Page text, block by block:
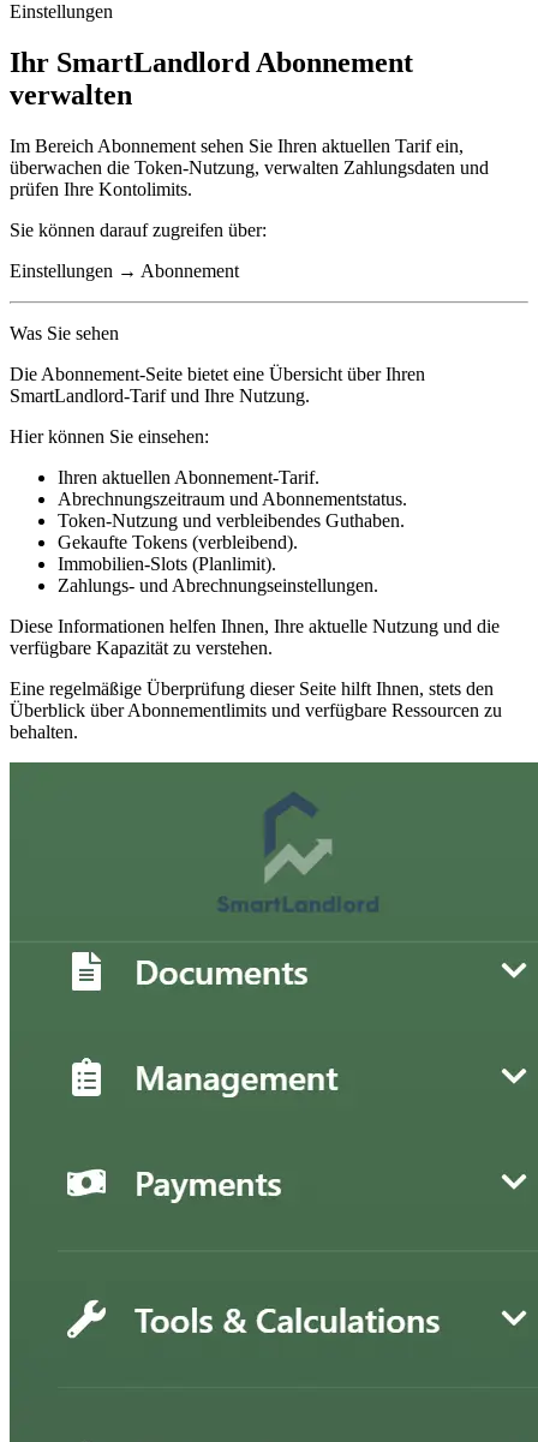
Einstellungen
Ihr SmartLandlord Abonnement
verwalten
Im Bereich Abonnement sehen Sie Ihren aktuellen Tarif ein,
überwachen die Token-Nutzung, verwalten Zahlungsdaten und
prüfen Ihre Kontolimits.
Sie können darauf zugreifen über:
Einstellungen → Abonnement
Was Sie sehen
Die Abonnement-Seite bietet eine Übersicht über Ihren
SmartLandlord-Tarif und Ihre Nutzung.
Hier können Sie einsehen:
Ihren aktuellen Abonnement-Tarif.
Abrechnungszeitraum und Abonnementstatus.
Token-Nutzung und verbleibendes Guthaben.
Gekaufte Tokens (verbleibend).
Immobilien-Slots (Planlimit).
Zahlungs- und Abrechnungseinstellungen.
Diese Informationen helfen Ihnen, Ihre aktuelle Nutzung und die
verfügbare Kapazität zu verstehen.
Eine regelmäßige Überprüfung dieser Seite hilft Ihnen, stets den
Überblick über Abonnementlimits und verfügbare Ressourcen zu
behalten.